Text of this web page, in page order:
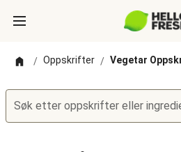
/ Oppskrifter / Vegetar
Søk etter oppskrifter eller